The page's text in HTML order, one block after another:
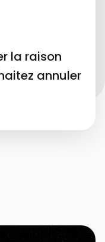
la raison
annuler